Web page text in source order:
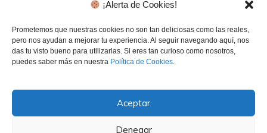
¡Alerta de Cookies!
Prometemos que nuestras cookies no son tan deliciosas como las reales,
pero nos ayudan a mejorar tu experiencia. Al seguir navegando aquí, nos
das tu visto bueno para utilizarlas. Si eres tan curioso como nosotros,
puedes saber más en nuestra Política de Cookies.
Aceptar
Denegar